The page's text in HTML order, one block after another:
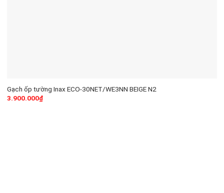
Gạch ốp tường Inax ECO-30NET/WE3NN BEIGE N2
3.900.000₫